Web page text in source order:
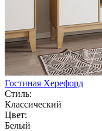
Гостиная Херефорд
Стиль:
Классический
Цвет:
Белый